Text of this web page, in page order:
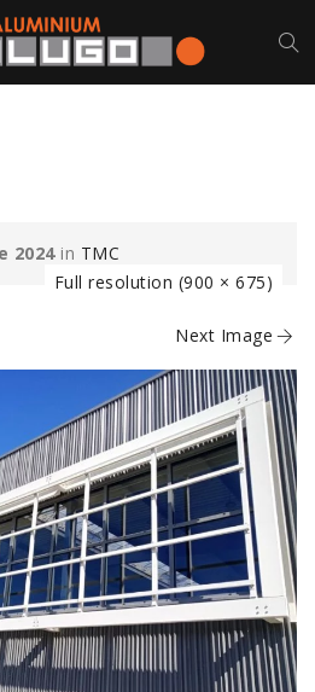
2024in TMC
Full resolution (900 × 675)
Next Image